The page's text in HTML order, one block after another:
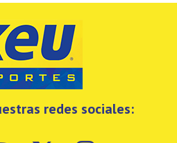
redes sociales: